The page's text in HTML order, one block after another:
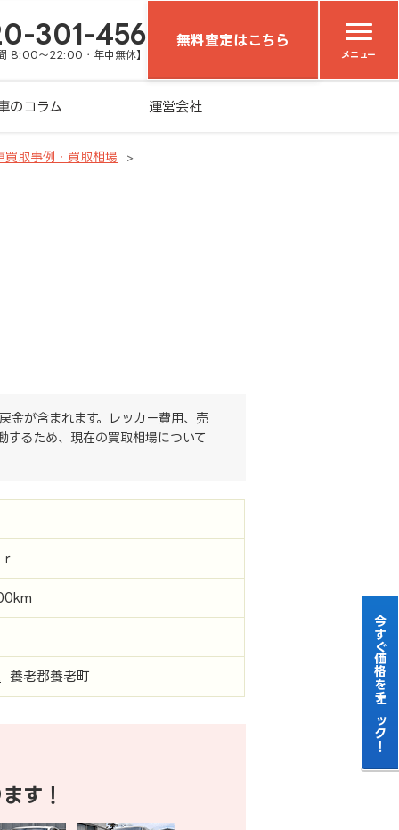
301-456
8:00～22:00・年中無休】
無料査定はこちら
メニュー
のコラム 運営会社
買取事例・買取相場
金が含まれます。レッカー費用、売
するため、現在の買取相場について
養老郡養老町
す！
今すぐ価格をチェック！